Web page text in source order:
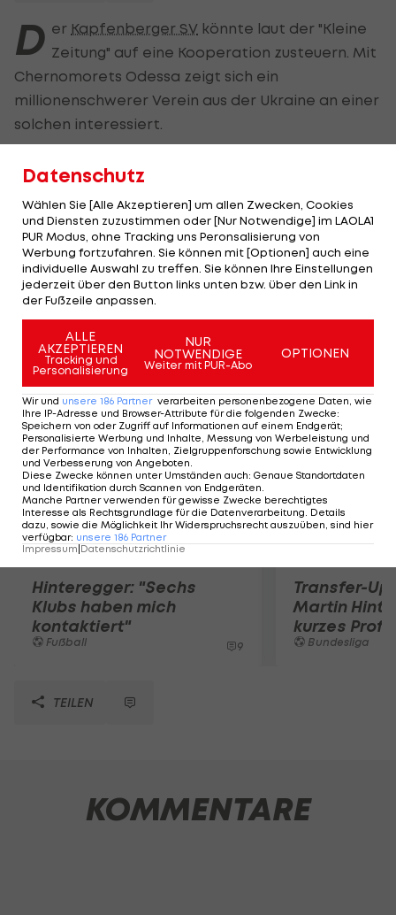
D er Kapfenberger SV könnte laut der "Kleine
Zeitung" auf eine Kooperation zusteuern. Mit
Chernomorets Odessa zeigt sich ein
millionenschwerer Verein aus der Ukraine an einer
solchen interessiert.
Kontakte, spruchreif sei noch nichts. "Sie wollen
junge Spieler positionieren. Wir sind vorsichtig und
prüfen das gerade. Es muss alles seriös sein", so
Kapfenberg-Fußballboss Erwin Fuchs.
Er selbst sei zumindest schon in der ukrainischen
Hafenstadt gewesen.
Mehr zum Thema
Hinteregger: "Sechs
Klubs haben mich
kontaktiert"
Fußball 9
Transfer-
Martin
kurzes
Bundesliga
TEILEN
KOMMENTARE
Datenschutz
Wählen Sie [Alle Akzeptieren] um allen Zwecken, Cookies
und Diensten zuzustimmen oder [Nur Notwendige] im LAOLA1
PUR Modus, ohne Tracking uns Peronsalisierung von
Werbung fortzufahren. Sie können mit [Optionen] auch eine
individuelle Auswahl zu treffen. Sie können Ihre Einstellungen
jederzeit über den Button links unten bzw. über den Link in
der Fußzeile anpassen.
ALLE
AKZEPTIEREN
Tracking und
Personalisierung
NUR
NOTWENDIGE
Weiter mit PUR-Abo
OPTIONEN
Wir und unsere 186 Partner verarbeiten personenbezogene Daten, wie
Ihre IP-Adresse und Browser-Attribute für die folgenden Zwecke:
Speichern von oder Zugriff auf Informationen auf einem Endgerät;
Personalisierte Werbung und Inhalte, Messung von Werbeleistung und
der Performance von Inhalten, Zielgruppenforschung sowie Entwicklung
und Verbesserung von Angeboten.
Diese Zwecke können unter Umständen auch: Genaue Standortdaten
und Identifikation durch Scannen von Endgeräten.
Manche Partner verwenden für gewisse Zwecke berechtigtes
Interesse als Rechtsgrundlage für die Datenverarbeitung. Details
dazu, sowie die Möglichkeit Ihr Widerspruchsrecht auszuüben, sind hier
verfügbar: unsere 186 Partner
Impressum Datenschutzrichtlinie